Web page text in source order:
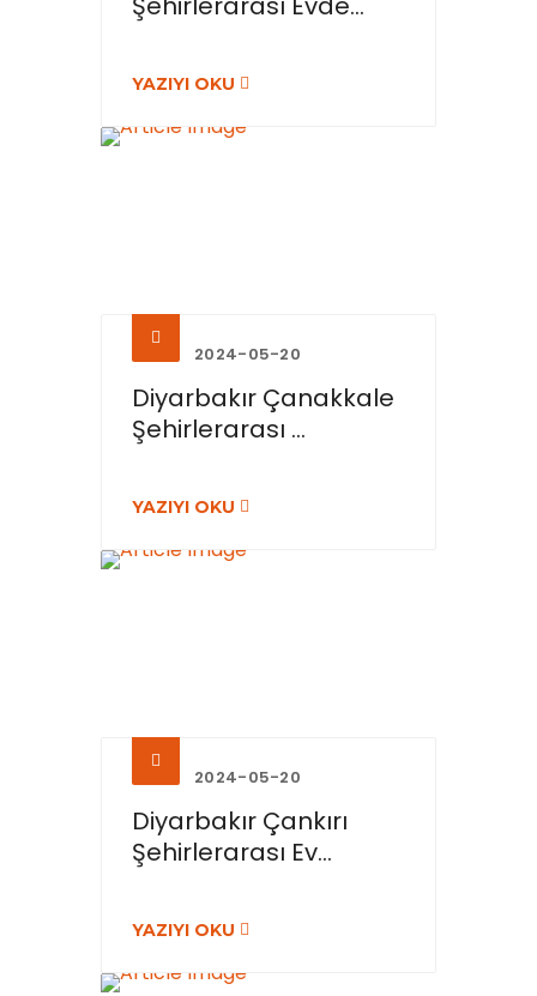
YAZIYI OKU
2024-05-20
Diyarbakır Çanakkale
Şehirlerarası ...
YAZIYI OKU
2024-05-20
Diyarbakır Çankırı
Şehirlerarası Ev...
YAZIYI OKU